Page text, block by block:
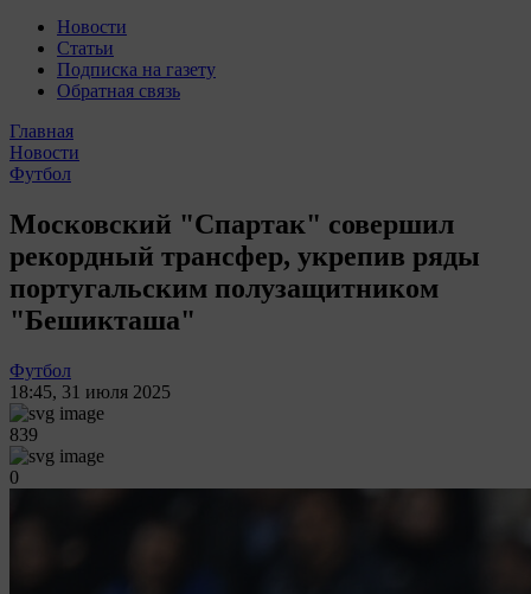
Новости
Статьи
Подписка на газету
Обратная связь
Главная
Новости
Футбол
Московский "Спартак" совершил
рекордный трансфер, укрепив ряды
португальским полузащитником
"Бешикташа"
Футбол
18:45, 31 июля 2025
839
0